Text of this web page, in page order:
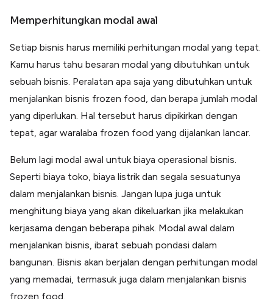
Memperhitungkan modal awal
Setiap bisnis harus memiliki perhitungan modal yang tepat.
Kamu harus tahu besaran modal yang dibutuhkan untuk
sebuah bisnis. Peralatan apa saja yang dibutuhkan untuk
menjalankan bisnis frozen food, dan berapa jumlah modal
yang diperlukan. Hal tersebut harus dipikirkan dengan
tepat, agar waralaba frozen food yang dijalankan lancar.
Belum lagi modal awal untuk biaya operasional bisnis.
Seperti biaya toko, biaya listrik dan segala sesuatunya
dalam menjalankan bisnis. Jangan lupa juga untuk
menghitung biaya yang akan dikeluarkan jika melakukan
kerjasama dengan beberapa pihak. Modal awal dalam
menjalankan bisnis, ibarat sebuah pondasi dalam
bangunan. Bisnis akan berjalan dengan perhitungan modal
yang memadai, termasuk juga dalam menjalankan bisnis
frozen food.